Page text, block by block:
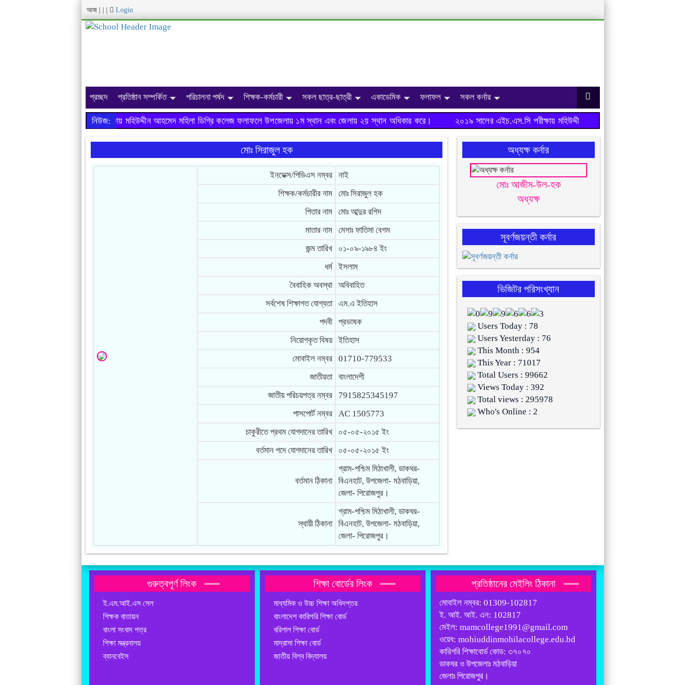
আজ Login
প্রচ্ছদ প্রতিষ্ঠান সম্পর্কিত পরিচালনা পর্ষদ শিক্ষক-কর্মচারী সকল ছাত্র-ছাত্রী একাডেমিক ফলাফল সকল কর্নার
নিউজ: ২০১৯ সালের এইচ.এস.সি পরীক্ষায় মহিউদ্দীন আহমেদ মহিলা ডিগ্রি কলেজ
২০১৯ সালের এইচ.এস.সি পরীক্ষায় মহিউদ্দীন আহমেদ মহিলা ডিগ্রি কলেজ ফলাফলে উপজেলায় ১ম স্থান এবং জেলায় ২য় স্থান অধিকার করে।
মোঃ সিরাজুল হক
ইনডেক্স/পিডিএস নম্বর
নাই
শিক্ষক/কর্মচারীর নাম
মোঃ সিরাজুল হক
পিতার নাম
মোঃ আব্দুর রশিদ
মাতার নাম
মেসাঃ ফাতিমা বেগম
জন্ম তারিখ
০১-০৯-১৯৮৪ ইং
ধর্ম
ইসলাম
বৈবাহিক অবস্থা
অবিবাহিত
সর্বশেষ শিক্ষাগত যোগ্যতা
এম.এ ইতিহাস
পদবী
প্রভাষক
নিয়োগকৃত বিষয়
ইতিহাস
মোবাইল নম্বর
01710-779533
জাতীয়তা
বাংলাদেশী
জাতীয় পরিচয়পত্র নম্বর
7915825345197
পাসপোর্ট নম্বর
AC 1505773
চাকুরীতে প্রথম যোগদানের তারিখ
০৫-০৫-২০১৫ ইং
বর্তমান পদে যোগদানের তারিখ
০৫-০৫-২০১৫ ইং
বর্তমান ঠিকানা
গ্রাম-পশ্চিম মিঠাখালী, ডাকঘর-
বিএনহাট, উপজেলা- মঠবাড়িয়া,
জেলা- পিরোজপুর।
স্থায়ী ঠিকানা
গ্রাম-পশ্চিম মিঠাখালী, ডাকঘর-
বিএনহাট, উপজেলা- মঠবাড়িয়া,
জেলা- পিরোজপুর।
অধ্যক্ষ কর্নার
মোঃ আজীম-উল-হক
অধ্যক্ষ
সূবর্ণজয়ন্তী কর্নার
ভিজিটর পরিসংখ্যান
Users Today : 78
Users Yesterday : 76
This Month : 954
This Year : 71017
Total Users : 99662
Views Today : 392
Total views : 295978
Who's Online : 2
গুরুত্বপূর্ণ লিংক
ই.এম.আই.এস সেল
শিক্ষক বাতায়ন
বাংলা সংবাদ পত্র
শিক্ষা মন্ত্রনালয়
ব্যানবেইস
শিক্ষা বোর্ডের লিংক
মাধ্যমিক ও উচ্চ শিক্ষা অধিদপ্তর
বাংলাদেশ কারিগরি শিক্ষা বোর্ড
বরিশাল শিক্ষা বোর্ড
মাদ্রাসা শিক্ষা বোর্ড
জাতীয় বিশ্ব বিদ্যালয়
প্রতিষ্ঠানের মেইলিং ঠিকানা
মোবাইল নম্বর: 01309-102817
ই. আই. আই. এন: 102817
মেইল: mamcollege1991@gmail.com
ওয়েব: mohiuddinmohilacollege.edu.bd
কারিগরি শিক্ষাবোর্ড কোড: ৩৭০৭০
ডাকঘর ও উপজেলাঃ মঠবাড়িয়া
জেলাঃ পিরোজপুর।